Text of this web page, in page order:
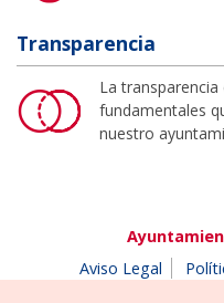
Transparencia
La
fundamentales
nuestro
Aviso Legal